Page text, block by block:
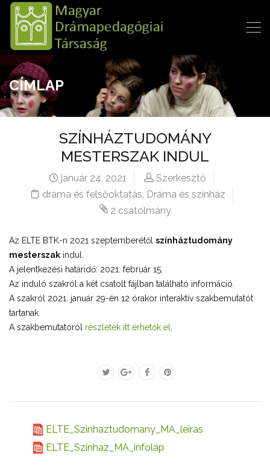
CÍMLAP
SZÍNHÁZTUDOMÁNY
MESTERSZAK INDUL
január 24, 2021
Szerkesztő
dráma és felsőoktatás, Dráma és színház
2 csatolmány
Az ELTE BTK-n 2021 szeptemberétől színháztudomány
mesterszak indul.
A jelentkezési határidő: 2021. február 15.
Az induló szakról a két csatolt fájlban található információ.
A szakról 2021. január 29-én 12 órakor interaktív szakbemutatót
tartanak.
A szakbemutatóról részletek itt érhetők el
ELTE_Szinhaztudomany_MA_leiras
ELTE_Szinhaz_MA_infolap